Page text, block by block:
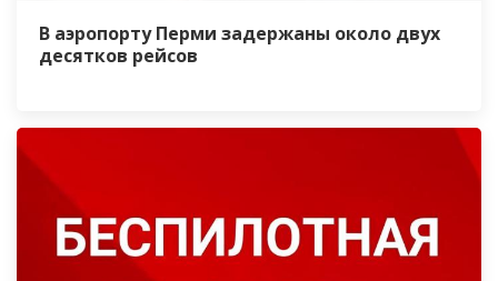
В аэропорту Перми задержаны около двух
десятков рейсов